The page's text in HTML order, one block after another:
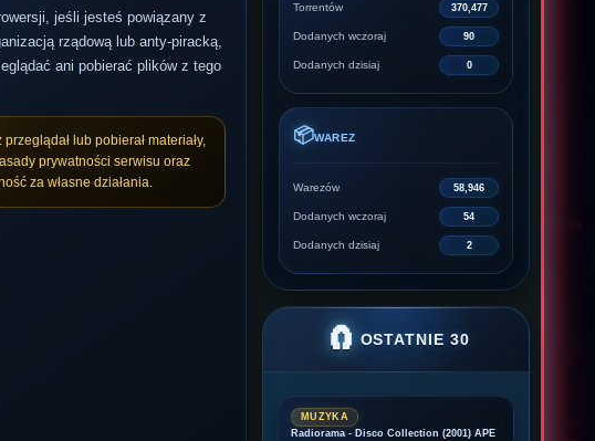
Torrentów 370,477
Dodanych wczoraj 90
Dodanych dzisiaj 0
📦WAREZ
Warezów 58,946
Dodanych wczoraj 54
Dodanych dzisiaj 2
🧲 OSTATNIE 30
MUZYKA
Radiorama - Disco Collection (2001) APE
jeśli jesteś powiązany z
rządową lub anty-piracką,
ani pobierać plików z tego
lub pobierał materiały,
prywatności serwisu oraz
za własne działania.